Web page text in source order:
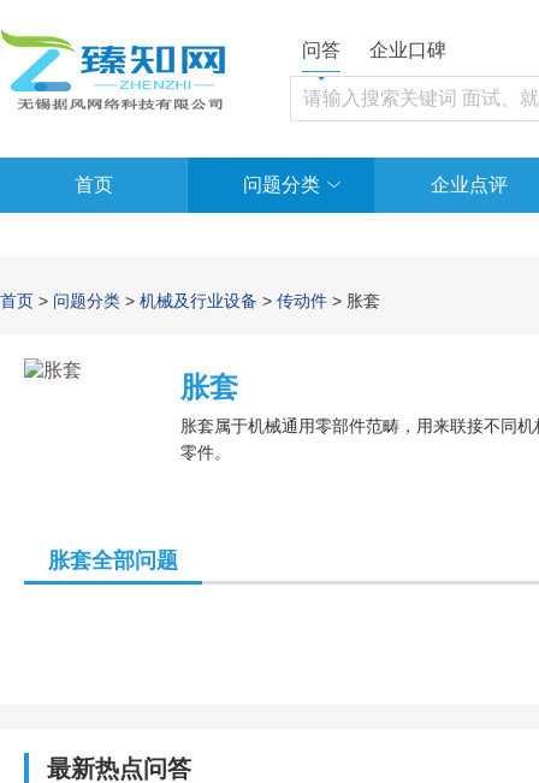
问答 企业口碑
首页 问题分类 企业点评
首页 > 问题分类 > 机械及行业设备 > 传动件 > 胀套
胀套
胀套属于机械通用零部件范畴，用来联接不同
零件。
胀套全部问题
最新热点问答